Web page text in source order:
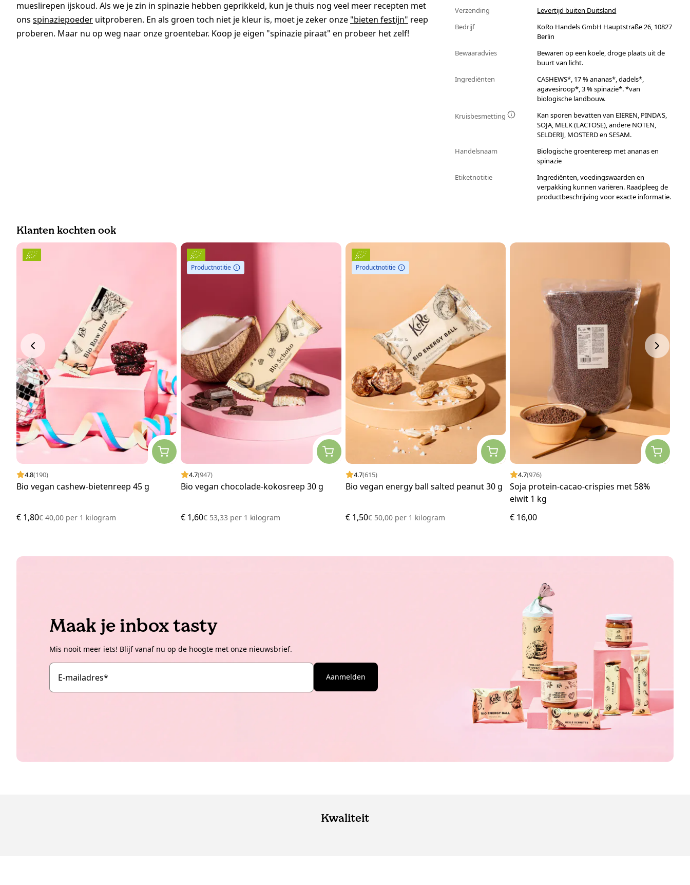
mueslirepen ijskoud. Als we je zin in spinazie hebben geprikkeld, kun je thuis nog veel meer recepten met
ons spinaziepoeder uitproberen. En als groen toch niet je kleur is, moet je zeker onze "bieten festijn" reep
proberen. Maar nu op weg naar onze groentebar. Koop je eigen "spinazie piraat" en probeer het zelf!
Verzending
Levertijd buiten Duitsland
Bedrijf
KoRo Handels GmbH Hauptstraße 26, 10827
Berlin
Bewaaradvies
Bewaren op een koele, droge plaats uit de
buurt van licht.
Ingrediënten
CASHEWS*, 17 % ananas*, dadels*,
agavesiroop*, 3 % spinazie*. *van
biologische landbouw.
Kruisbesmetting
Kan sporen bevatten van EIEREN, PINDA'S,
SOJA, MELK (LACTOSE), andere NOTEN,
SELDERIJ, MOSTERD en SESAM.
Handelsnaam
Biologische groentereep met ananas en
spinazie
Etiketnotitie
Ingrediënten, voedingswaarden en
verpakking kunnen variëren. Raadpleeg de
productbeschrijving voor exacte informatie.
Klanten kochten ook
4.8(190)
Bio vegan cashew-bietenreep 45 g
€ 1,80€ 40,00 per 1 kilogram
Productnotitie
4.7(947)
Bio vegan chocolade-kokosreep 30 g
€ 1,60€ 53,33 per 1 kilogram
Productnotitie
4.7(615)
Bio vegan energy ball salted peanut 30 g
€ 1,50€ 50,00 per1 kilogram
4.7(976)
Soja protein-cacao-crispies met 58%
eiwit 1 kg
€ 16,00
Maak je inbox tasty
Mis nooit meer iets! Blijf vanaf nu op de hoogte met onze nieuwsbrief.
E-mailadres* Aanmelden
Kwaliteit